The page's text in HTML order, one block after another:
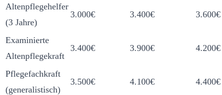
Altenpflegehelfer
(3 Jahre)
3.000€ 3.400€ 3.600€
Examinierte
Altenpflegekraft
3.400€ 3.900€ 4.200€
Pflegefachkraft
(generalistisch)
3.500€ 4.100€ 4.400€